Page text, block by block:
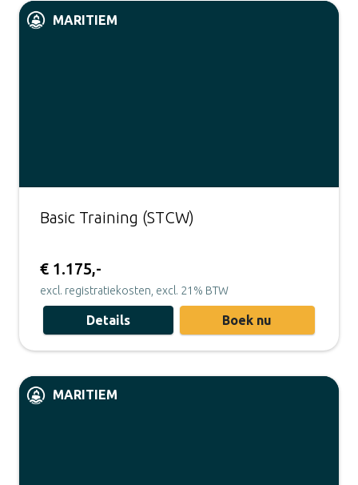
MARITIEM
Basic Training (STCW)
€ 1.175,-
excl. registratiekosten, excl. 21% BTW
Details Boek nu
MARITIEM